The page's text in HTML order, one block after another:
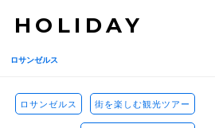
HOLIDAY
ロサンゼルス
ロサンゼルス 街を楽しむ観光ツアー